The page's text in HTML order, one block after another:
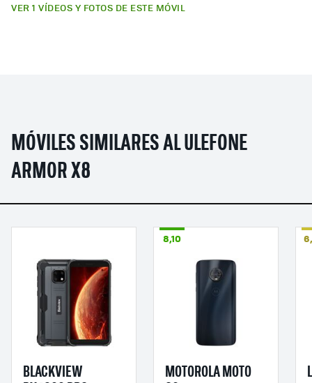
VER 1 VÍDEOS Y FOTOS DE ESTE MÓVIL
MÓVILES SIMILARES AL ULEFONE
ARMOR X8
BLACKVIEW
8,10
MOTOROLA MOTO